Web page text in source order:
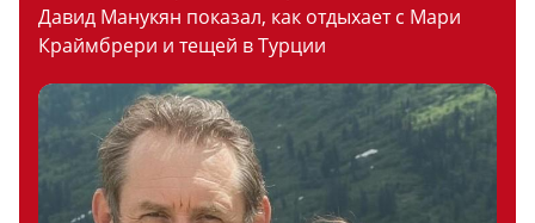
Давид Манукян показал, как отдыхает с Мари
Краймбрери и тещей в Турции